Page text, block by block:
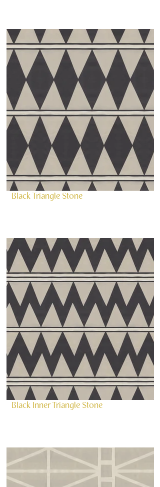
Black Triangle Stone
Black Inner Triangle Stone